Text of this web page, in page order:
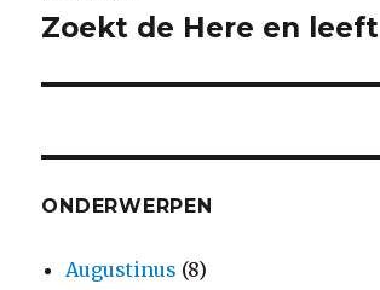
Volgend
Zoekt de Here en leeft
ONDERWERPEN
Augustinus (8)